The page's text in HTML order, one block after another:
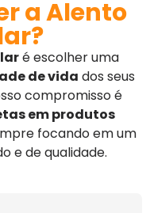
a Alento
é escolher uma
de vida dos seus
compromisso é
em produtos
focando em um
e de qualidade.